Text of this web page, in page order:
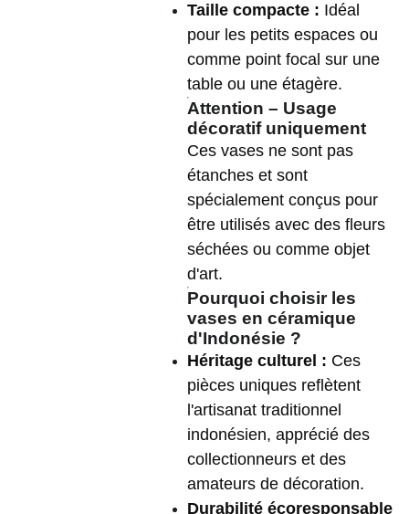
Taille compacte : Idéal
pour les petits espaces ou
comme point focal sur une
table ou une étagère.
Attention – Usage
décoratif uniquement
Ces vases ne sont pas
étanches et sont
spécialement conçus pour
être utilisés avec des fleurs
séchées ou comme objet
d'art.
Pourquoi choisir les
vases en céramique
d'Indonésie ?
Héritage culturel : Ces
pièces uniques reflètent
l'artisanat traditionnel
indonésien, apprécié des
collectionneurs et des
amateurs de décoration.
Durabilité écoresponsable